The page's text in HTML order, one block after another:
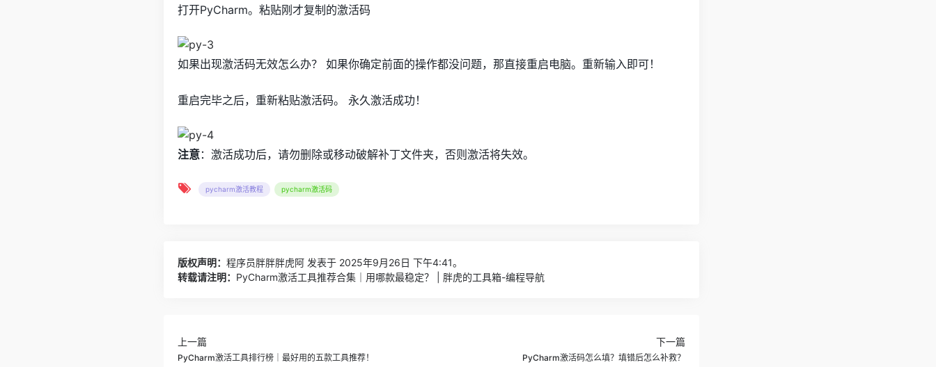
打开PyCharm。粘贴刚才复制的激活码
如果出现激活码无效怎么办？ 如果你确定前面的操作都没问题，那直接重启电脑。重新输入即可！
重启完毕之后，重新粘贴激活码。 永久激活成功！
注意：激活成功后，请勿删除或移动破解补丁文件夹，否则激活将失效。
pycharm激活教程 pycharm激活码
版权声明： 程序员胖胖胖虎阿 发表于 2025年9月26日 下午4:41。
转载请注明： PyCharm激活工具推荐合集｜用哪款最稳定？ | 胖虎的工具箱-编程导航
上一篇
PyCharm激活工具排行榜｜最好用的五款工具推荐！
下一篇
PyCharm激活码怎么填？填错后怎么补救？